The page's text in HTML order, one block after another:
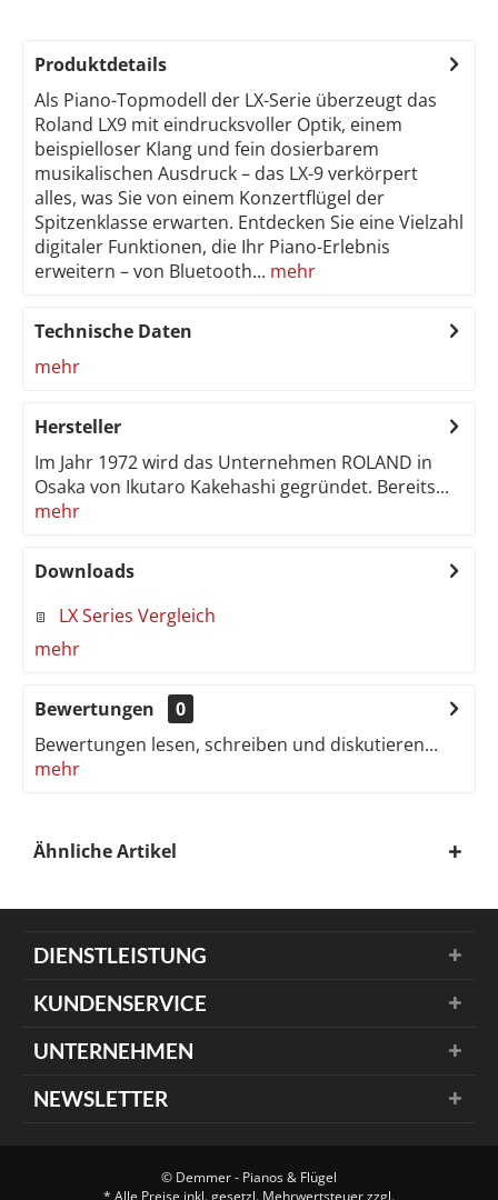
Produktdetails
Als Piano-Topmodell der LX-Serie überzeugt das
Roland LX9 mit eindrucksvoller Optik, einem
beispielloser Klang und fein dosierbarem
musikalischen Ausdruck – das LX-9 verkörpert
alles, was Sie von einem Konzertflügel der
Spitzenklasse erwarten. Entdecken Sie eine Vielzahl
digitaler Funktionen, die Ihr Piano-Erlebnis
erweitern – von Bluetooth... mehr
Technische Daten
mehr
Hersteller
Im Jahr 1972 wird das Unternehmen ROLAND in
Osaka von Ikutaro Kakehashi gegründet. Bereits...
mehr
Downloads
LX Series Vergleich
mehr
Bewertungen
0
Bewertungen lesen, schreiben und diskutieren...
mehr
Ähnliche Artikel
DIENSTLEISTUNG
KUNDENSERVICE
UNTERNEHMEN
NEWSLETTER
© Demmer - Pianos & Flügel